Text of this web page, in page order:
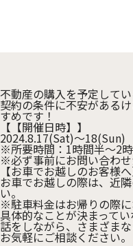
不動産の購入を予定して
契約の条件に不安がある
すめです！
【【開催日時】】
2024.8.17(Sat)～18(Sun)
※所要時間：1時間半～2時
※必ず事前にお問い合わせ
【お車でお越しのお客様へ
お車でお越しの際は、近
い。
※駐車料金はお帰りの際に
具体的なことが決まって
話をしながら、さまざま
お気軽にご相談ください。